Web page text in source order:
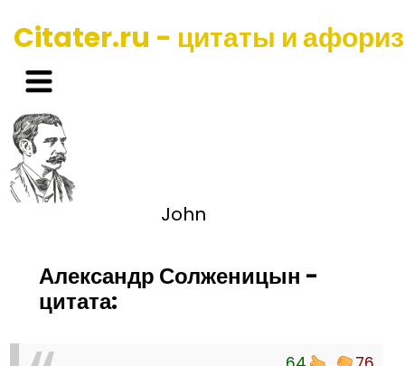
Citater.ru - цитаты и
John
Александр Солженицын -
цитата: